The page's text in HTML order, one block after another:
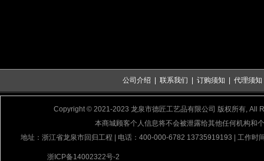
公司介绍 联系我们 订购须知 代理须知
Copyright © 2021-2023 龙泉市德匠工艺品有限公司 版权所有, All
本商城顾客个人信息将不会被泄露给其他任何机构和
地址：浙江省龙泉市回归工程 | 电话：400-000-6782 13735919193 | 工作时
浙ICP备14002322号-2